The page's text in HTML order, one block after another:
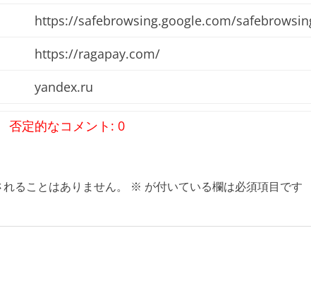
https://safebrowsing.google.com/
https://ragapay.com/
yandex.ru
否定的なコメント: 0
ることはありません。 ※ が付いている欄は必須項目です